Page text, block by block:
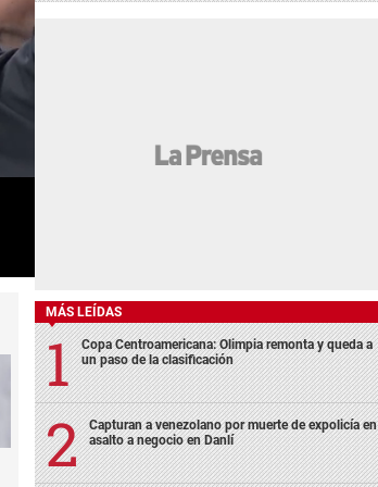
MÁS LEÍDAS
Copa Centroamericana: Olimpia remonta y queda a
un paso de la clasificación
Capturan a venezolano por muerte de expolicía en
asalto a negocio en Danlí